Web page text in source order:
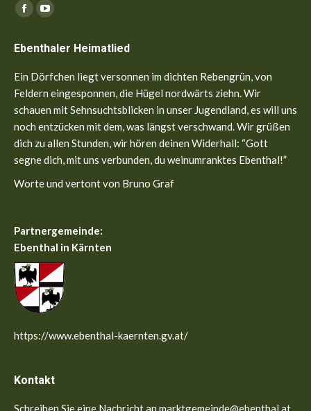
Finden Sie uns auf:
Facebook
opens
in
new
window
YouTube
opens
in
new
window
Ebenthaler Heimatlied
Ein Dörfchen liegt versonnen im dichten Rebengrün, von
Feldern eingesponnen, die Hügel nordwärts ziehn. Wir
schauen mit Sehnsuchtsblicken in unser Jugendland, es will uns
noch entzücken mit dem, was längst verschwand. Wir grüßen
dich zu allen Stunden, wir hören deinen Widerhall: “Gott
segne dich, mit uns verbunden, du weinumranktes Ebenthal!”
Worte und vertont von Bruno Graf
Partnergemeinde:
Ebenthal in Kärnten
https://www.ebenthal-kaernten.gv.at/
Kontakt
Schreiben Sie eine Nachricht an marktgemeinde@ebenthal.at